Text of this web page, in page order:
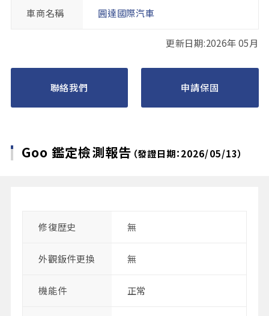
車商名稱 圓達國際汽車
更新日期:2026年 05月
聯絡我們 申請保固
Goo 鑑定檢測報告 （發證日期：2026/05/13）
修復歴史 無
外觀鈑件更換 無
機能件 正常